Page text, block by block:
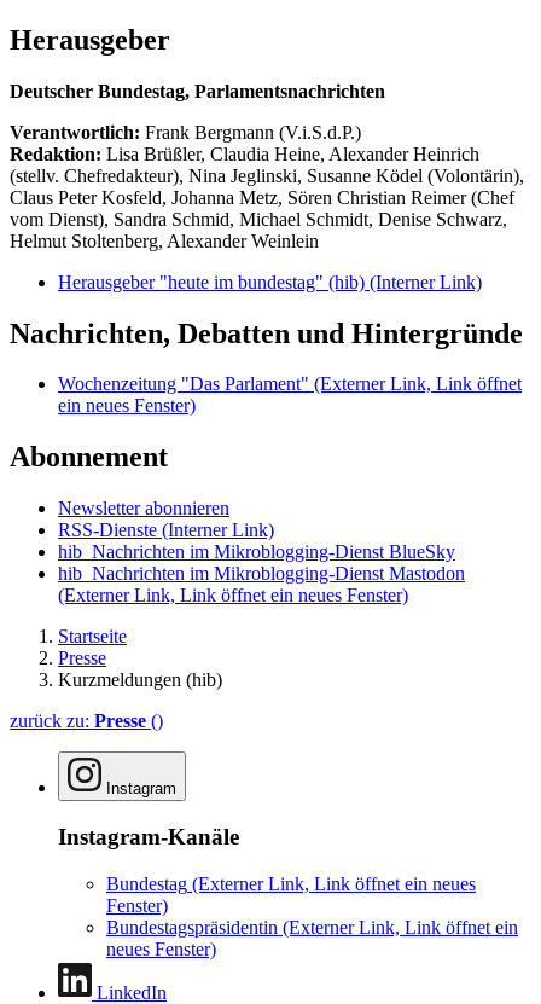
Herausgeber
Deutscher Bundestag, Parlamentsnachrichten
Verantwortlich: Frank Bergmann (V.i.S.d.P.)
Redaktion: Lisa Brüßler, Claudia Heine, Alexander Heinrich
(stellv. Chefredakteur), Nina Jeglinski, Susanne Ködel (Volontärin),
Claus Peter Kosfeld, Johanna Metz, Sören Christian Reimer (Chef
vom Dienst), Sandra Schmid, Michael Schmidt, Denise Schwarz,
Helmut Stoltenberg, Alexander Weinlein
Herausgeber "heute im bundestag" (hib) (Interner Link)
Nachrichten, Debatten und Hintergründe
Wochenzeitung "Das Parlament" (Externer Link, Link öffnet
ein neues Fenster)
Abonnement
Newsletter abonnieren
RSS-Dienste (Interner Link)
hib_Nachrichten im Mikroblogging-Dienst BlueSky
hib_Nachrichten im Mikroblogging-Dienst Mastodon
(Externer Link, Link öffnet ein neues Fenster)
Startseite
Presse
Kurzmeldungen (hib)
zurück zu: Presse ()
Instagram
Instagram-Kanäle
Bundestag (Externer Link, Link öffnet ein neues
Fenster)
Bundestagspräsidentin (Externer Link, Link öffnet ein
neues Fenster)
LinkedIn